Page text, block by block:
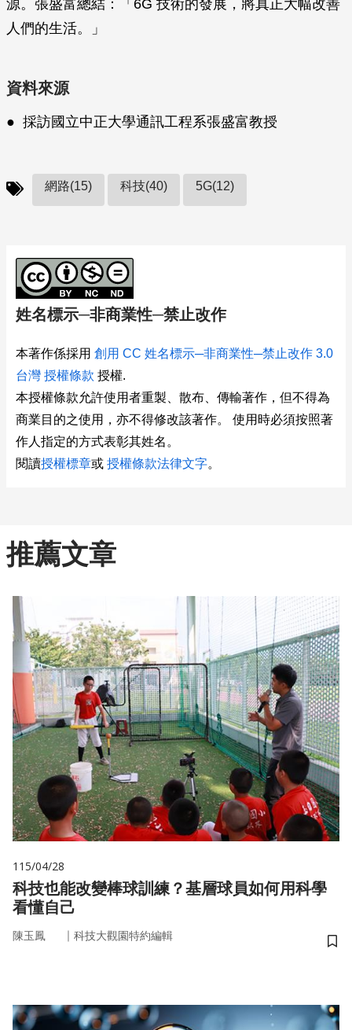
源。張盛富總結：「6G 技術的發展，將真正大幅改善
人們的生活。」
資料來源
● 採訪國立中正大學通訊工程系張盛富教授
網路(15) 科技(40) 5G(12)
姓名標示─非商業性─禁止改作
本著作係採用 創用 CC 姓名標示─非商業性─禁止改作 3.0
台灣 授權條款 授權.
本授權條款允許使用者重製、散布、傳輸著作，但不得為
商業目的之使用，亦不得修改該著作。 使用時必須按照著
作人指定的方式表彰其姓名。
閱讀授權標章或 授權條款法律文字。
推薦文章
115/04/28
科技也能改變棒球訓練？基層球員如何用科學
看懂自己
陳玉鳳 ｜ 科技大觀園特約編輯
儲